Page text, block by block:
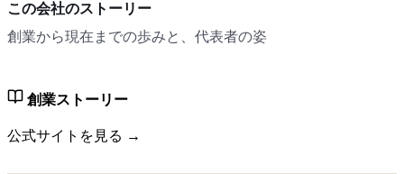
この会社のストーリー
創業から現在までの歩みと、代表者の姿
創業ストーリー
公式サイトを見る →